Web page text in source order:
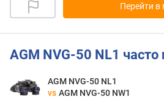
Перейти в
AGM NVG-50 NL1
AGM NVG-50 NL1
vs AGM NVG-50 NW1